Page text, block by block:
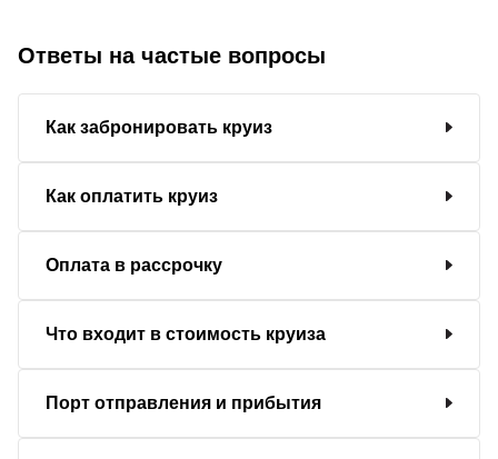
Ответы на частые вопросы
Как забронировать круиз
Как оплатить круиз
Оплата в рассрочку
Что входит в стоимость круиза
Порт отправления и прибытия